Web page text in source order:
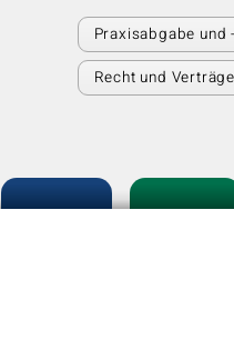
Praxisabgabe und
Recht und Verträge